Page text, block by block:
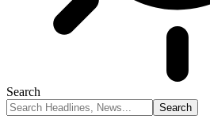
Search